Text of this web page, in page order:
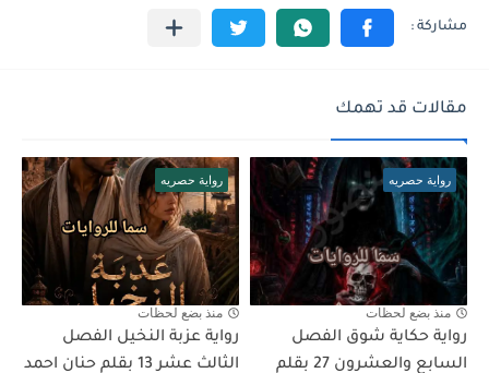
مقالات قد تهمك
رواية حصريه
منذ بضع لحظات
رواية حكاية شوق الفصل
السابع والعشرون 27 بقلم
رواية حصريه
منذ بضع لحظات
رواية عزبة النخيل الفصل
الثالث عشر 13 بقلم حنان احمد